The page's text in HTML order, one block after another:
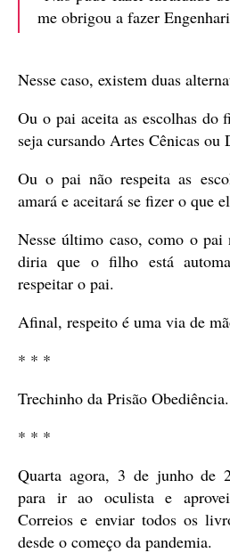
me obrigou a fazer
Nesse caso, existem duas
Ou o pai aceita as escolhas
seja cursando Artes Cênicas ou
Ou o pai não respeita as
amará e aceitará se fizer o que
Nesse último caso, como o
diria que o filho está
respeitar o pai.
Afinal, respeito é uma via de
* * *
Trechinho da Prisão Obediência.
* * *
Quarta agora, 3 de junho de
para ir ao oculista e
Correios e enviar todos os
desde o começo da pandemia.